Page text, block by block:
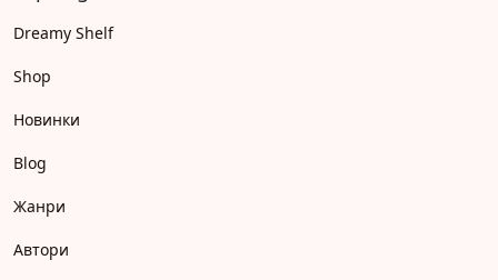
Dreamy Shelf
Shop
Новинки
Blog
Жанри
Автори